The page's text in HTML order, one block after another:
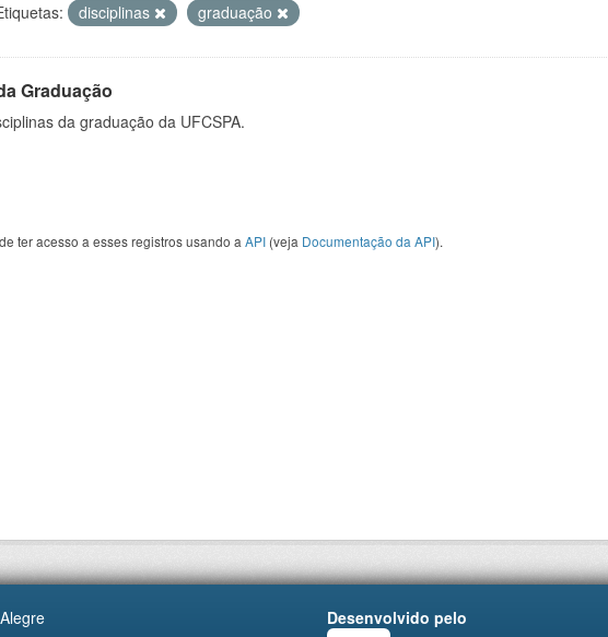
disciplinas graduação
Graduação
da graduação da UFCSPA.
ter acesso a esses registros usando a API (veja Documentação da API).
Desenvolvido pelo